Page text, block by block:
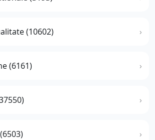
(10602)
(6161)